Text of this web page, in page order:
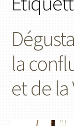
la
et de